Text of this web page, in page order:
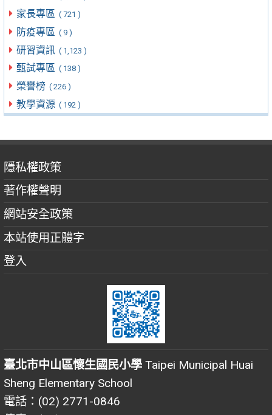
家長專區 ( 721 )
防疫專區 ( 9 )
研習資訊 ( 1,123 )
甄試專區 ( 138 )
榮譽榜 ( 226 )
教學資源 ( 192 )
隱私權政策
著作權聲明
網站安全政策
本站使用正體字
登入
臺北市中山區懷生國民小學 Taipei Municipal Huai
Sheng Elementary School
電話：(02) 2771-0846